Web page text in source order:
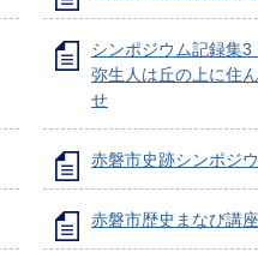
シンポジウム記録集
弥生人は丘の上に住
せ
赤磐市史跡シンポジ
赤磐市歴史まなび講